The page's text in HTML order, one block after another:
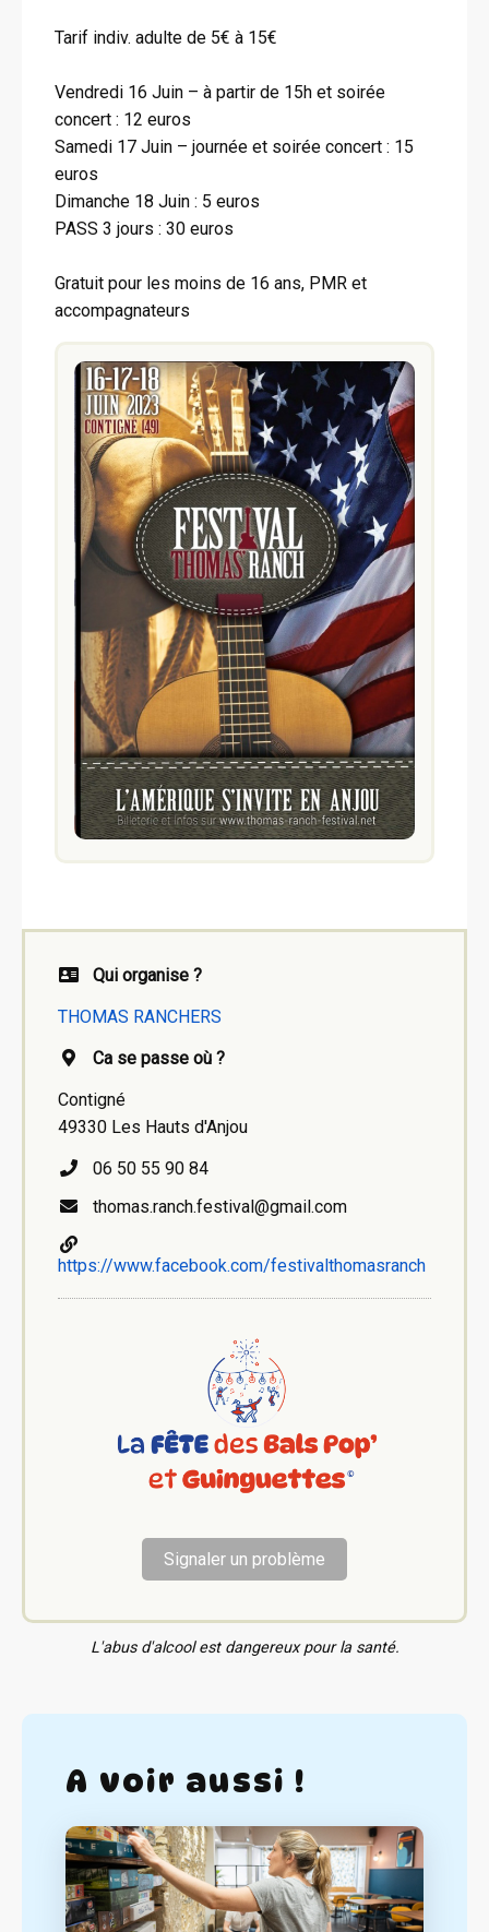
Tarif indiv. adulte de 5€ à 15€
Vendredi 16 Juin – à partir de 15h et soirée
concert : 12 euros
Samedi 17 Juin – journée et soirée concert : 15
euros
Dimanche 18 Juin : 5 euros
PASS 3 jours : 30 euros
Gratuit pour les moins de 16 ans, PMR et
accompagnateurs
Qui organise ?
THOMAS RANCHERS
Ca se passe où ?
Contigné
49330 Les Hauts d'Anjou
06 50 55 90 84
thomas.ranch.festival@gmail.com
https://www.facebook.com/festivalthomasranch
Signaler un problème
L'abus d'alcool est dangereux pour la santé.
A voir aussi !